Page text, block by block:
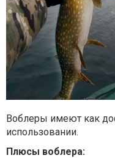
Воблеры имеют как
использовании.
Плюсы воблера: